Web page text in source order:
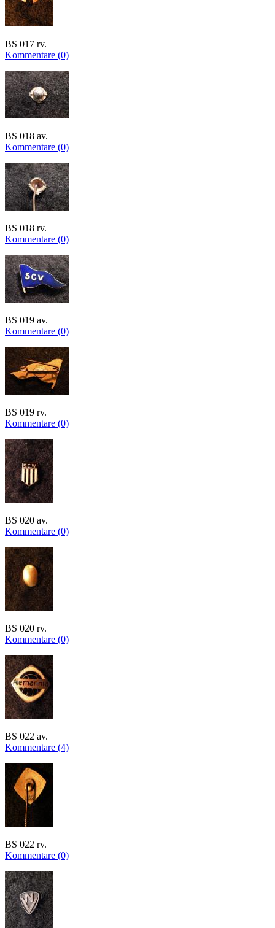
BS 017 rv.
Kommentare (0)
BS 018 av.
Kommentare (0)
BS 018 rv.
Kommentare (0)
BS 019 av.
Kommentare (0)
BS 019 rv.
Kommentare (0)
BS 020 av.
Kommentare (0)
BS 020 rv.
Kommentare (0)
BS 022 av.
Kommentare (4)
BS 022 rv.
Kommentare (0)